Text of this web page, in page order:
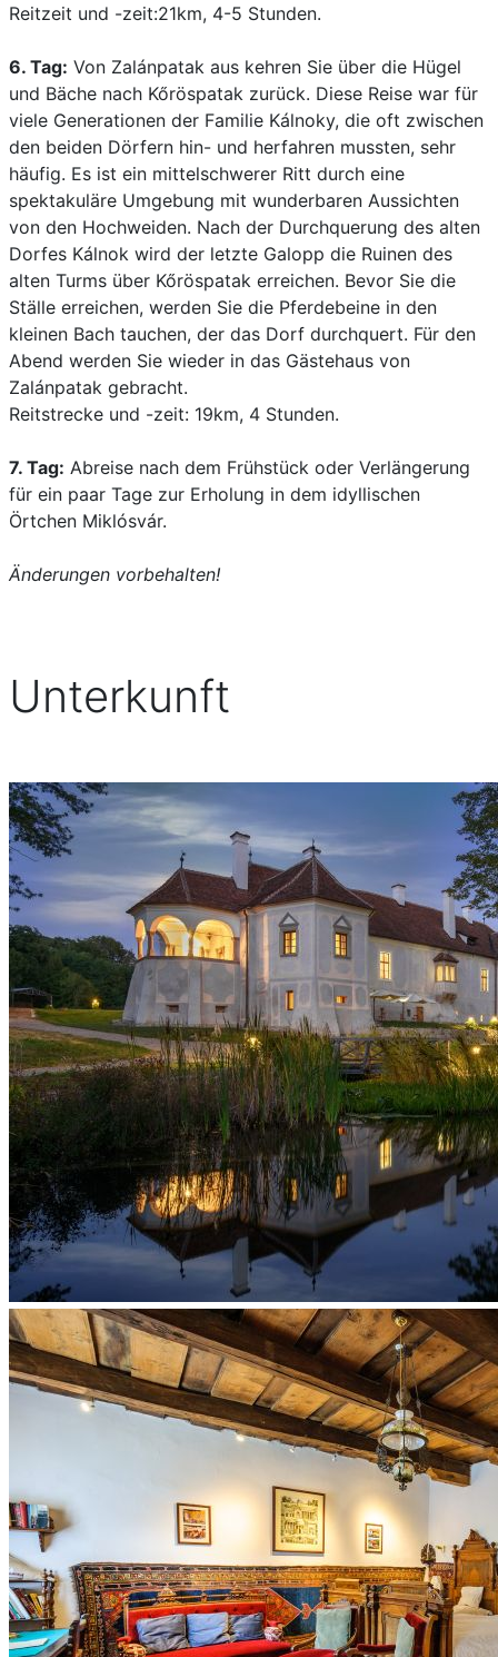
Reitzeit und -zeit:21km, 4-5 Stunden.
6. Tag: Von Zalánpatak aus kehren Sie über die Hügel
und Bäche nach Kőröspatak zurück. Diese Reise war für
viele Generationen der Familie Kálnoky, die oft zwischen
den beiden Dörfern hin- und herfahren mussten, sehr
häufig. Es ist ein mittelschwerer Ritt durch eine
spektakuläre Umgebung mit wunderbaren Aussichten
von den Hochweiden. Nach der Durchquerung des alten
Dorfes Kálnok wird der letzte Galopp die Ruinen des
alten Turms über Kőröspatak erreichen. Bevor Sie die
Ställe erreichen, werden Sie die Pferdebeine in den
kleinen Bach tauchen, der das Dorf durchquert. Für den
Abend werden Sie wieder in das Gästehaus von
Zalánpatak gebracht.
Reitstrecke und -zeit: 19km, 4 Stunden.
7. Tag: Abreise nach dem Frühstück oder Verlängerung
für ein paar Tage zur Erholung in dem idyllischen
Örtchen Miklósvár.
Änderungen vorbehalten!
Unterkunft